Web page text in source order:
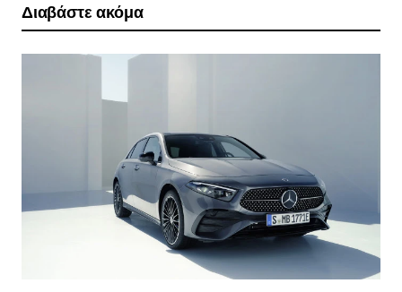
Διαβάστε ακόμα